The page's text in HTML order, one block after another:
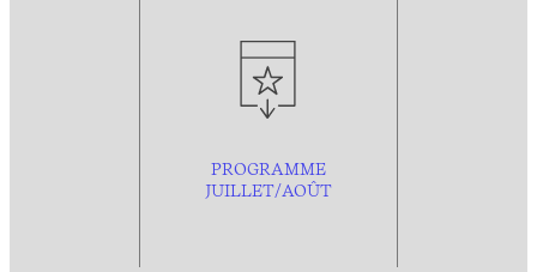
PROGRAMME
JUILLET/AOÛT